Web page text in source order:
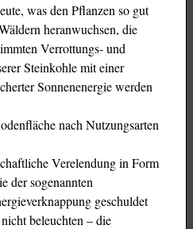
was den Pflanzen so gut
heranwuchsen, die
Verrottungs- und
Steinkohle mit einer
Sonnenenergie werden
nach Nutzungsarten
Verelendung in Form
der sogenannten
geschuldet
beleuchten – die